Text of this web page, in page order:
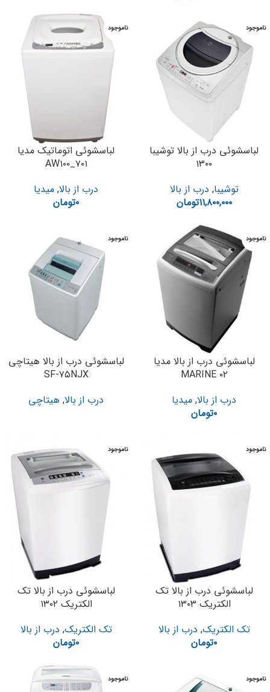
ناموجود
لباسشوئی درب از بالا توشیبا
۱۳۰۰
توشیبا, درب از بالا
۱۱,۸۰۰,۰۰۰تومان
ناموجود
لباسشوئی اتوماتیک مدیا
AW۱۰۰_۷۰۱
درب از بالا, میدیا
۰تومان
ناموجود
لباسشوئی درب از بالا مدیا
MARINE ۰۲
درب از بالا, میدیا
۰تومان
ناموجود
لباسشوئی درب از بالا هیتاچی
SF-۷۵NJX
درب از بالا, هیتاچی
ناموجود
لباسشوئی درب از بالا تک
الکتریک ۱۳۰۳
تک الکتریک, درب از بالا
۰تومان
ناموجود
لباسشوئی درب از بالا تک
الکتریک ۱۳۰۲
تک الکتریک, درب از بالا
۰تومان
ناموجود ناموجود